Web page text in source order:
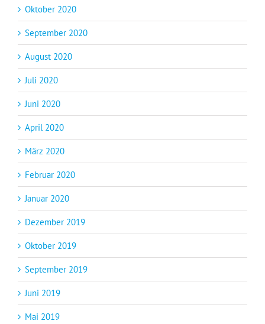
Oktober 2020
September 2020
August 2020
Juli 2020
Juni 2020
April 2020
März 2020
Februar 2020
Januar 2020
Dezember 2019
Oktober 2019
September 2019
Juni 2019
Mai 2019